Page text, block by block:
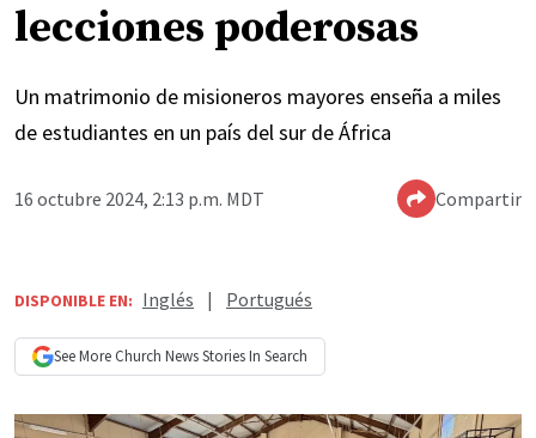
lecciones poderosas
Un matrimonio de misioneros mayores enseña a miles
de estudiantes en un país del sur de África
16 octubre 2024, 2:13 p.m. MDT Compartir
DISPONIBLE EN: Inglés | Portugués
See More Church NewsStories In Search